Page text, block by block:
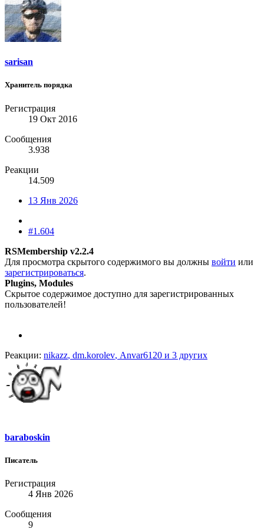
sarisan
Хранитель порядка
Регистрация
19 Окт 2016
Сообщения
3.938
Реакции
14.509
13 Янв 2026
#1.604
RSMembership v2.2.4
Для просмотра скрытого содержимого вы должны войти или
зарегистрироваться.
Plugins, Modules
Скрытое содержимое доступно для зарегистрированных
пользователей!
Реакции: nikazz, dm.korolev, Anvar6120 и 3 других
baraboskin
Писатель
Регистрация
4 Янв 2026
Сообщения
9